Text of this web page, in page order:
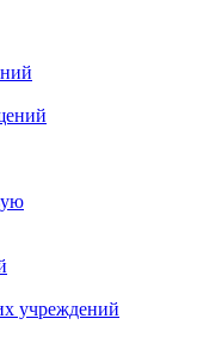
учреждений